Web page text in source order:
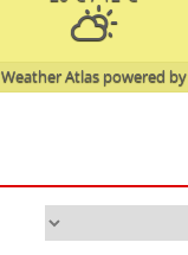
powered by
Weather Atlas